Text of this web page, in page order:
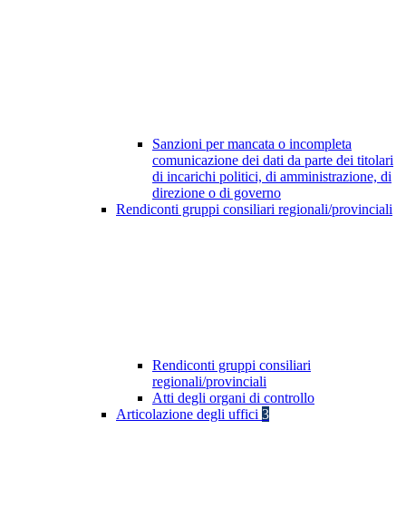
Sanzioni per mancata o incompleta
comunicazione dei dati da parte dei titolari
di incarichi politici, di amministrazione, di
direzione o di governo
Rendiconti gruppi consiliari regionali/provinciali
Rendiconti gruppi consiliari
regionali/provinciali
Atti degli organi di controllo
Articolazione degli uffici 3